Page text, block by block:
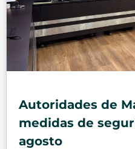
Autoridades de
medidas de
agosto